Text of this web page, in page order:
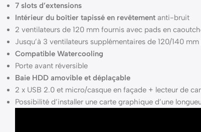
7 slots d’extensions
Intérieur du boîtier tapissé en revêtement anti-bruit
2 ventilateurs de 120 mm fournis avec pads en
Jusqu’à 3 ventilateurs supplémentaires de 120/140
Compatible Watercooling
Porte avant réversible
Baie HDD amovible et déplaçable
2 x USB 2.0 et micro/casque en façade + lecteur de
Possibilité d’installer une carte graphique d’une